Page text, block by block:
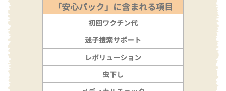
「安心パック」に含まれる項目
初回ワクチン代
迷子捜索サポート
レボリューション
虫下し